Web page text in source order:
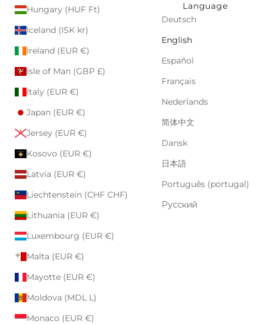
Hungary (HUF Ft)
Iceland (ISK kr)
Ireland (EUR €)
Isle of Man (GBP £)
Italy (EUR €)
Japan (EUR €)
Jersey (EUR €)
Kosovo (EUR €)
Latvia (EUR €)
Liechtenstein (CHF CHF)
Lithuania (EUR €)
Luxembourg (EUR €)
Malta (EUR €)
Mayotte (EUR €)
Moldova (MDL L)
Monaco (EUR €)
Language
Deutsch
English
Español
Français
Nederlands
简体中文
Dansk
日本語
Português (portugal)
Русский